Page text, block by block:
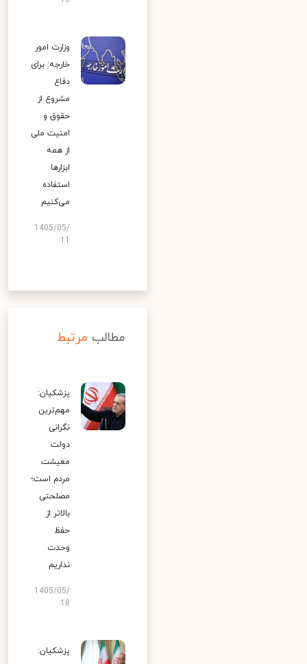
وزارت امور
خارجه: برای
دفاع
مشروع از
حقوق و
امنیت ملی
از همه
ابزارها
استفاده
می‌کنیم
1405/05/
مطالب مرتبط
پزشکیان:
مهم‌ترین
نگرانی
دولت
معیشت
مردم است؛
مصلحتی
بالاتر از
حفظ
وحدت
نداریم
1405/05/
18
پزشکیان: